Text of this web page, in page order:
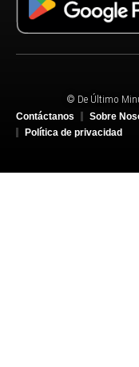
© De Último
Contáctanos
Sobre
Política de privacidad